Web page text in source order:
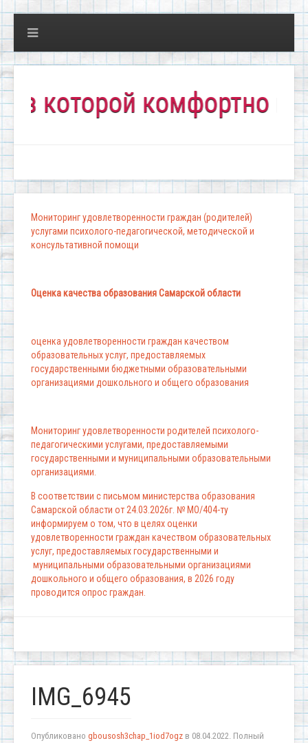
комфортно всем!"
Мониторинг удовлетворенности граждан (родителей)
услугами психолого-педагогической, методической и
консультативной помощи
Оценка качества образования Самарской области
оценка удовлетворенности граждан качеством
образовательных услуг, предоставляемых
государственными бюджетными образовательными
организациями дошкольного и общего образования
Мониторинг удовлетворенности родителей психолого-
педагогическими услугами, предоставляемыми
государственными и муниципальными образовательными
организациями.
В соответствии с письмом министерства образования
Самарской области от 24.03.2026г. № МО/404-ту
информируем о том, что в целях оценки
удовлетворенности граждан качеством образовательных
услуг, предоставляемых государственными и
муниципальными образовательными организациями
дошкольного и общего образования, в 2026 году
проводится опрос граждан.
IMG_6945
Опубликовано gbousosh3chap_1iod7ogz в 08.04.2022. Полный